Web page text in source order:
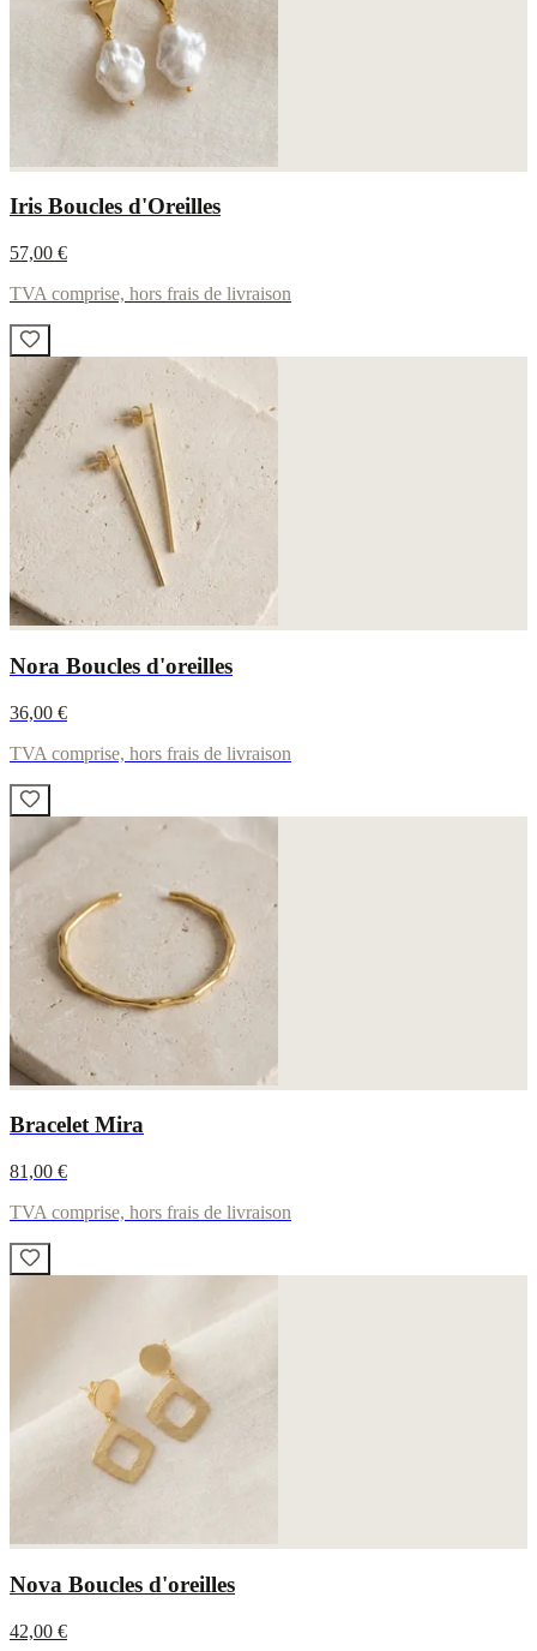
Iris Boucles d'Oreilles
57,00 €
TVA comprise, hors frais de livraison
Nora Boucles d'oreilles
36,00 €
TVA comprise, hors frais de livraison
Bracelet Mira
81,00 €
TVA comprise, hors frais de livraison
Nova Boucles d'oreilles
42,00 €